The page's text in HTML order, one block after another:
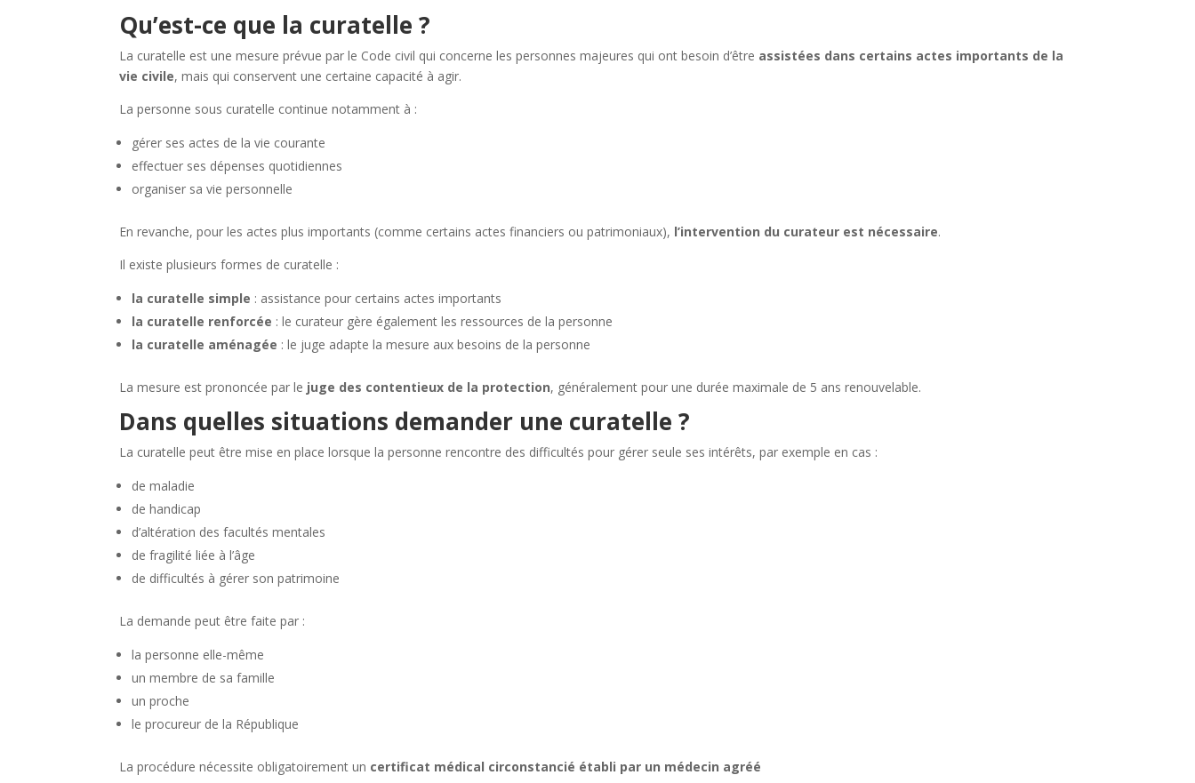
Qu’est-ce que la curatelle ?
La curatelle est une mesure prévue par le Code civil qui concerne les personnes majeures qui ont besoin d’être assistées dans certains actes importants de la
vie civile, mais qui conservent une certaine capacité à agir.
La personne sous curatelle continue notamment à :
gérer ses actes de la vie courante
effectuer ses dépenses quotidiennes
organiser sa vie personnelle
En revanche, pour les actes plus importants (comme certains actes financiers ou patrimoniaux), l’intervention du curateur est nécessaire.
Il existe plusieurs formes de curatelle :
la curatelle simple : assistance pour certains actes importants
la curatelle renforcée : le curateur gère également les ressources de la personne
la curatelle aménagée : le juge adapte la mesure aux besoins de la personne
La mesure est prononcée par le juge des contentieux de la protection, généralement pour une durée maximale de 5 ans renouvelable.
Dans quelles situations demander une curatelle ?
La curatelle peut être mise en place lorsque la personne rencontre des difficultés pour gérer seule ses intérêts, par exemple en cas :
de maladie
de handicap
d’altération des facultés mentales
de fragilité liée à l’âge
de difficultés à gérer son patrimoine
La demande peut être faite par :
la personne elle-même
un membre de sa famille
un proche
le procureur de la République
La procédure nécessite obligatoirement un certificat médical circonstancié établi par un médecin agréé